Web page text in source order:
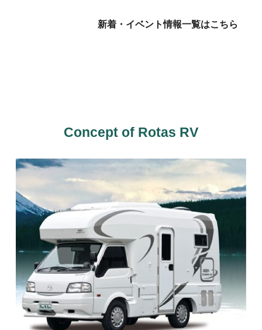
お問い合わせ
新着・イベント情報一覧はこちら
Concept of Rotas RV